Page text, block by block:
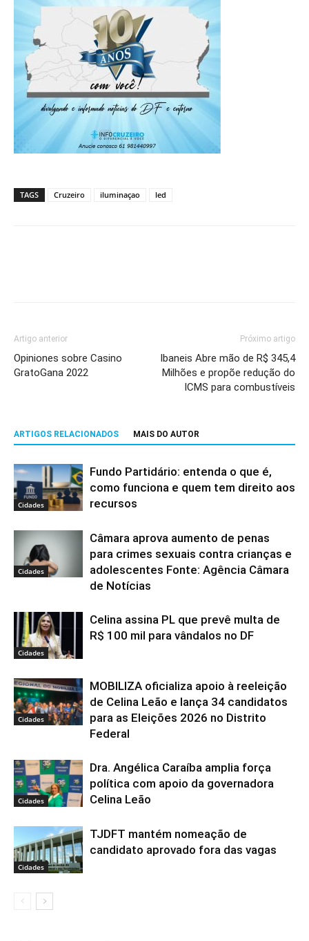
TAGS Cruzeiro iluminaçao led
Artigo anterior
Opiniones sobre Casino
GratoGana 2022
Próximo artigo
Ibaneis Abre mão de R$ 345,4
Milhões e propõe redução do
ICMS para combustíveis
ARTIGOS RELACIONADOS MAIS DO AUTOR
Cidades
Fundo Partidário: entenda o que é,
como funciona e quem tem direito aos
recursos
Cidades
Câmara aprova aumento de penas
para crimes sexuais contra crianças e
adolescentes Fonte: Agência Câmara
de Notícias
Cidades
Celina assina PL que prevê multa de
R$ 100 mil para vândalos no DF
Cidades
MOBILIZA oficializa apoio à reeleição
de Celina Leão e lança 34 candidatos
para as Eleições 2026 no Distrito
Federal
Cidades
Dra. Angélica Caraíba amplia força
política com apoio da governadora
Celina Leão
Cidades
TJDFT mantém nomeação de
candidato aprovado fora das vagas